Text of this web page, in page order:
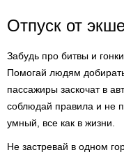
Отпуск от
Забудь про битвы и
Помогай людям
пассажиры заскочат в
соблюдай правила и не
умный, все как в жизни.
Не застревай в одном